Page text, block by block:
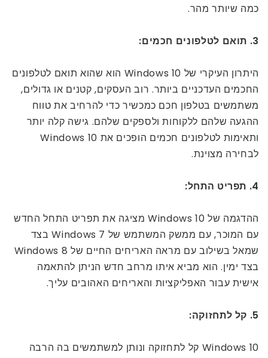
כמה שיותר מהר.
3. תואם לטלפונים חכמים:
היתרון העיקרי של Windows 10 הוא שהוא תואם לטלפונים
החכמים העדכניים ביותר. רוב העסקים, קטנים או גדולים,
משתמשים בטלפון חכם כמכשיר כדי להרחיב את טווח
ההגעה שלהם ללקוחות ולספקים שלהם. גישה קלה יותר
ותאימות לטלפונים חכמים הופכים את Windows 10
לבחירה מצוינת.
4. תפריט התחל:
ההדגמה של Windows 10 מציגה את תפריט התחל החדש
עם המוכר, עם ממשק המשתמש של Windows 7 בצד
שמאל בשילוב עם מראה האריחים החיים של Windows 8
בצד ימין. הוא מביא איתו מרחב חדש הניתן להתאמה
אישית עבור האפליקציות והאריחים האהובים עליך.
5. קל לתחזוקה:
Windows 10 קל לתחזוקה ונותן למשתמשים בה הרבה